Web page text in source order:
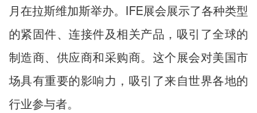
月在拉斯维加斯举办。IFE展会展示了各种类型
的紧固件、连接件及相关产品，吸引了全球的
制造商、供应商和采购商。这个展会对美国市
场具有重要的影响力，吸引了来自世界各地的
行业参与者。